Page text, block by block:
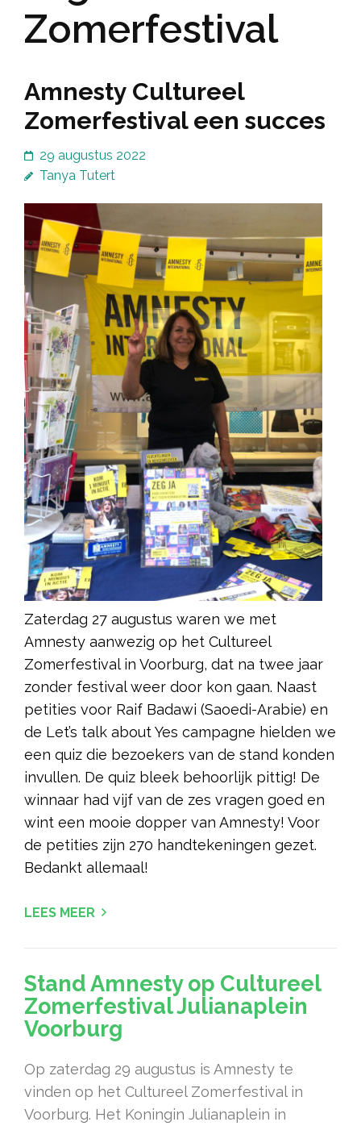
Zomerfestival
Amnesty Cultureel
Zomerfestival een succes
29 augustus 2022
Tanya Tutert
Zaterdag 27 augustus waren we met
Amnesty aanwezig op het Cultureel
Zomerfestival in Voorburg, dat na twee jaar
zonder festival weer door kon gaan. Naast
petities voor Raif Badawi (Saoedi-Arabie) en
de Let’s talk about Yes campagne hielden we
een quiz die bezoekers van de stand konden
invullen. De quiz bleek behoorlijk pittig! De
winnaar had vijf van de zes vragen goed en
wint een mooie dopper van Amnesty! Voor
de petities zijn 270 handtekeningen gezet.
Bedankt allemaal!
LEES MEER
Stand Amnesty op Cultureel
Zomerfestival Julianaplein
Voorburg
Op zaterdag 29 augustus is Amnesty te
vinden op het Cultureel Zomerfestival in
Voorburg. Het Koningin Julianaplein in